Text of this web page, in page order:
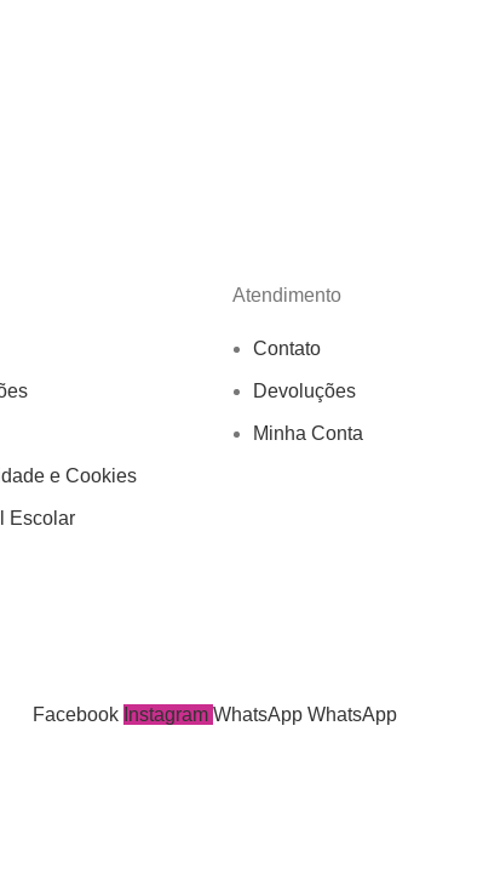
e Cookies
Escolar
Atendimento
Contato
Devoluções
Minha Conta
Facebook Instagram WhatsApp WhatsApp